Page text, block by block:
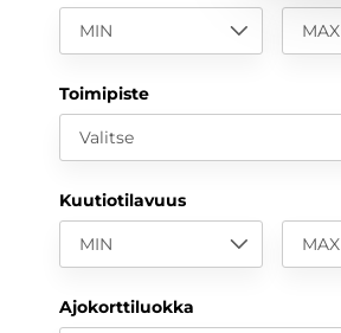
MIN MAX
Toimipiste
Valitse
Kuutiotilavuus
MIN MAX
Ajokorttiluokka